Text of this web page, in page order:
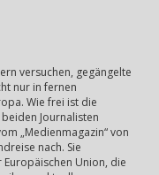
versuchen, gegängelte
nur in fernen
Wie frei ist die
Journalisten
„Medienmagazin“ von
nach. Sie
Union, die